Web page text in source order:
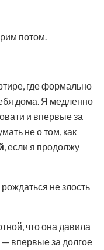
потом.
где формально
дома. Я медленно
и впервые за
не о том, как
, если я продолжу
не злость
что она давила
впервые за долгое